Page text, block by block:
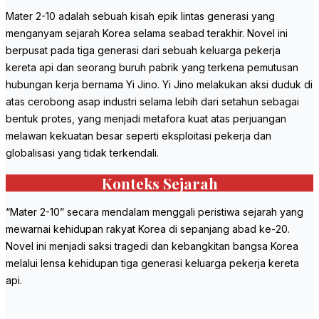
Mater 2-10 adalah sebuah kisah epik lintas generasi yang
menganyam sejarah Korea selama seabad terakhir. Novel ini
berpusat pada tiga generasi dari sebuah keluarga pekerja
kereta api dan seorang buruh pabrik yang terkena pemutusan
hubungan kerja bernama Yi Jino. Yi Jino melakukan aksi duduk di
atas cerobong asap industri selama lebih dari setahun sebagai
bentuk protes, yang menjadi metafora kuat atas perjuangan
melawan kekuatan besar seperti eksploitasi pekerja dan
globalisasi yang tidak terkendali.
Konteks Sejarah
“Mater 2-10” secara mendalam menggali peristiwa sejarah yang
mewarnai kehidupan rakyat Korea di sepanjang abad ke-20.
Novel ini menjadi saksi tragedi dan kebangkitan bangsa Korea
melalui lensa kehidupan tiga generasi keluarga pekerja kereta
api.